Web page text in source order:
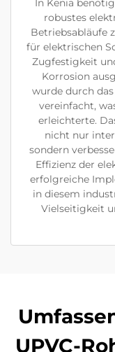
In Kenia
robustes
Betriebsabläufe
für elektrischen
Zugfestigkeit
Korrosion
wurde durch
vereinfacht,
erleichterte.
nicht nur
sondern
Effizienz der
erfolgreiche
in diesem
Vielseitigkeit
UPVC-